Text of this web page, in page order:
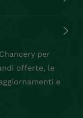
per
offerte, le
e